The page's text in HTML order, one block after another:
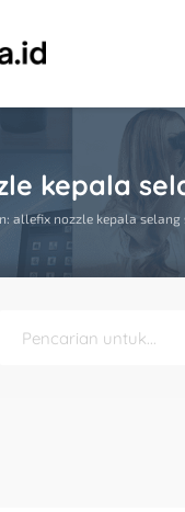
kepala
allefix nozzle kepala